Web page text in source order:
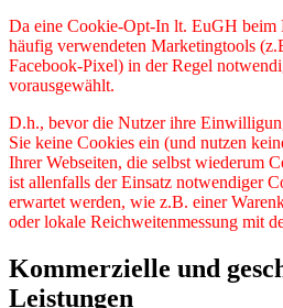
Da eine Cookie-Opt-In lt. EuGH beim
häufig verwendeten Marketingtools
Facebook-Pixel) in der Regel
vorausgewählt.
D.h., bevor die Nutzer ihre
Sie keine Cookies ein (und nutzen
Ihrer Webseiten, die selbst wiederum
ist allenfalls der Einsatz notwendiger
erwartet werden, wie z.B. einer
oder lokale Reichweitenmessung mit
Kommerzielle und
Leistungen